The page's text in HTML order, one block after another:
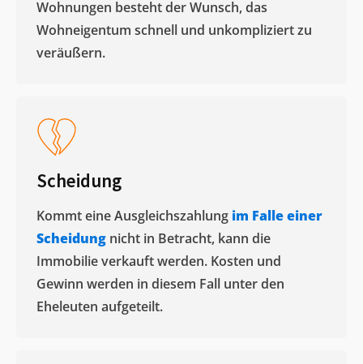
Wohnungen besteht der Wunsch, das
Wohneigentum schnell und unkompliziert zu
veräußern. ​
Scheidung
Kommt eine Ausgleichszahlung im Falle einer
Scheidung nicht in Betracht, kann die
Immobilie verkauft werden. Kosten und
Gewinn werden in diesem Fall unter den
Eheleuten aufgeteilt.​